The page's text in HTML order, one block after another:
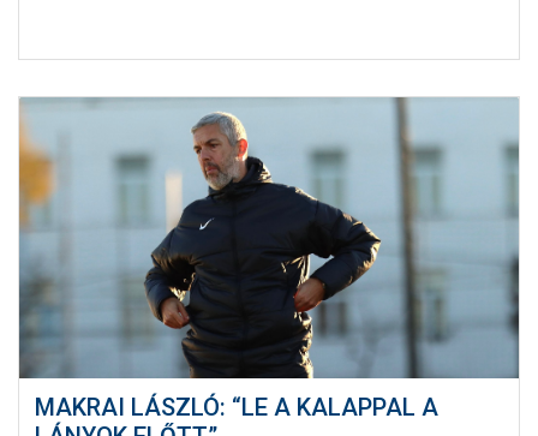
MAKRAI LÁSZLÓ: “LE A KALAPPAL A